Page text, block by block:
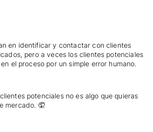
en identificar y contactar con clientes
pero a veces los clientes potenciales
el proceso por un simple error humano.
potenciales no es algo que quieras
mercado. 🤦